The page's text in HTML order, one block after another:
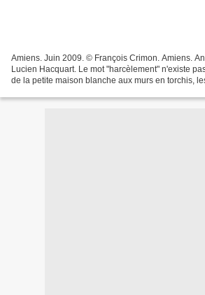
Amiens. Juin 2009. © François Crimon. Amiens.
Lucien Hacquart. Le mot "harcèlement" n'existe
de la petite maison blanche aux murs en torchis,